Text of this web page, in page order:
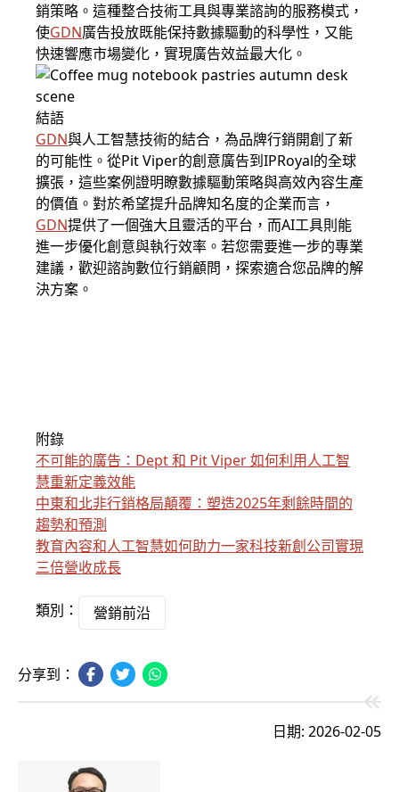
銷策略。這種整合技術工具與專業諮詢的服務模式，
使GDN廣告投放既能保持數據驅動的科學性，又能
快速響應市場變化，實現廣告效益最大化。
結語
GDN與人工智慧技術的結合，為品牌行銷開創了新
的可能性。從Pit Viper的創意廣告到IPRoyal的全球
擴張，這些案例證明瞭數據驅動策略與高效內容生產
的價值。對於希望提升品牌知名度的企業而言，
GDN提供了一個強大且靈活的平台，而AI工具則能
進一步優化創意與執行效率。若您需要進一步的專業
建議，歡迎諮詢數位行銷顧問，探索適合您品牌的解
決方案。
附錄
不可能的廣告：Dept 和 Pit Viper 如何利用人工智
慧重新定義效能
中東和北非行銷格局顛覆：塑造2025年剩餘時間的
趨勢和預測
教育內容和人工智慧如何助力一家科技新創公司實現
三倍營收成長
類別： 營銷前沿
分享到：
日期: 2026-02-05